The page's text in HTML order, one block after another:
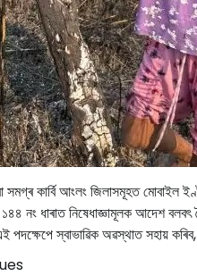
কাৰ্বি আংলং জিলাসমূহত মোবাইল
ধাৰাত নিষেধাজ্ঞামূলক আদেশ বলবৎ
পদক্ষেপে স্বাভাৱিক অৱস্থাত সহায়